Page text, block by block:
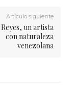
Artículo siguiente
un artista
con naturaleza
venezolana